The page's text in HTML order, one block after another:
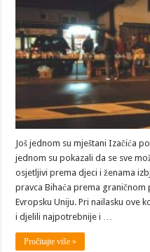
Još jednom su mještani Izačića
jednom su pokazali da se sve
osjetljivi prema djeci i ženama
pravca Bihaća prema graničnom
Evropsku Uniju. Pri nailasku ove
i djelili najpotrebnije i …
Pročitajte više »